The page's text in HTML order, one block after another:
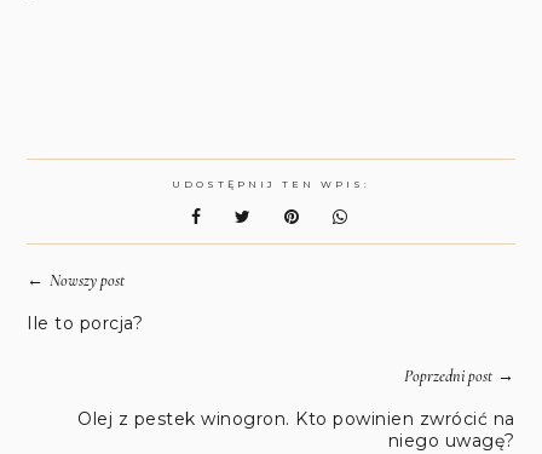
UDOSTĘPNIJ TEN WPIS:
←Nowszy post
Ile to porcja?
Poprzedni post→
Olej z pestek winogron. Kto powinien zwrócić na
niego uwagę?